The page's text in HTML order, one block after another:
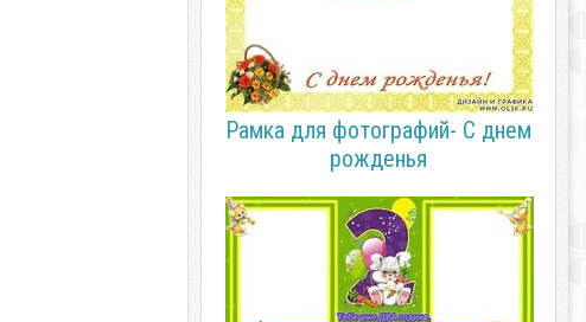
Рамка для фотографий- С днем
рожденья